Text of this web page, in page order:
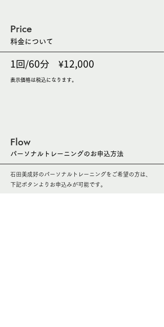
Price
料金について
1回/60分 ¥12,000
表示価格は税込になります。
Flow
パーソナルトレーニングのお申込方法
石田美成好のパーソナルトレーニングをご希望の方は、
​下記ボタンよりお申込みが可能です。